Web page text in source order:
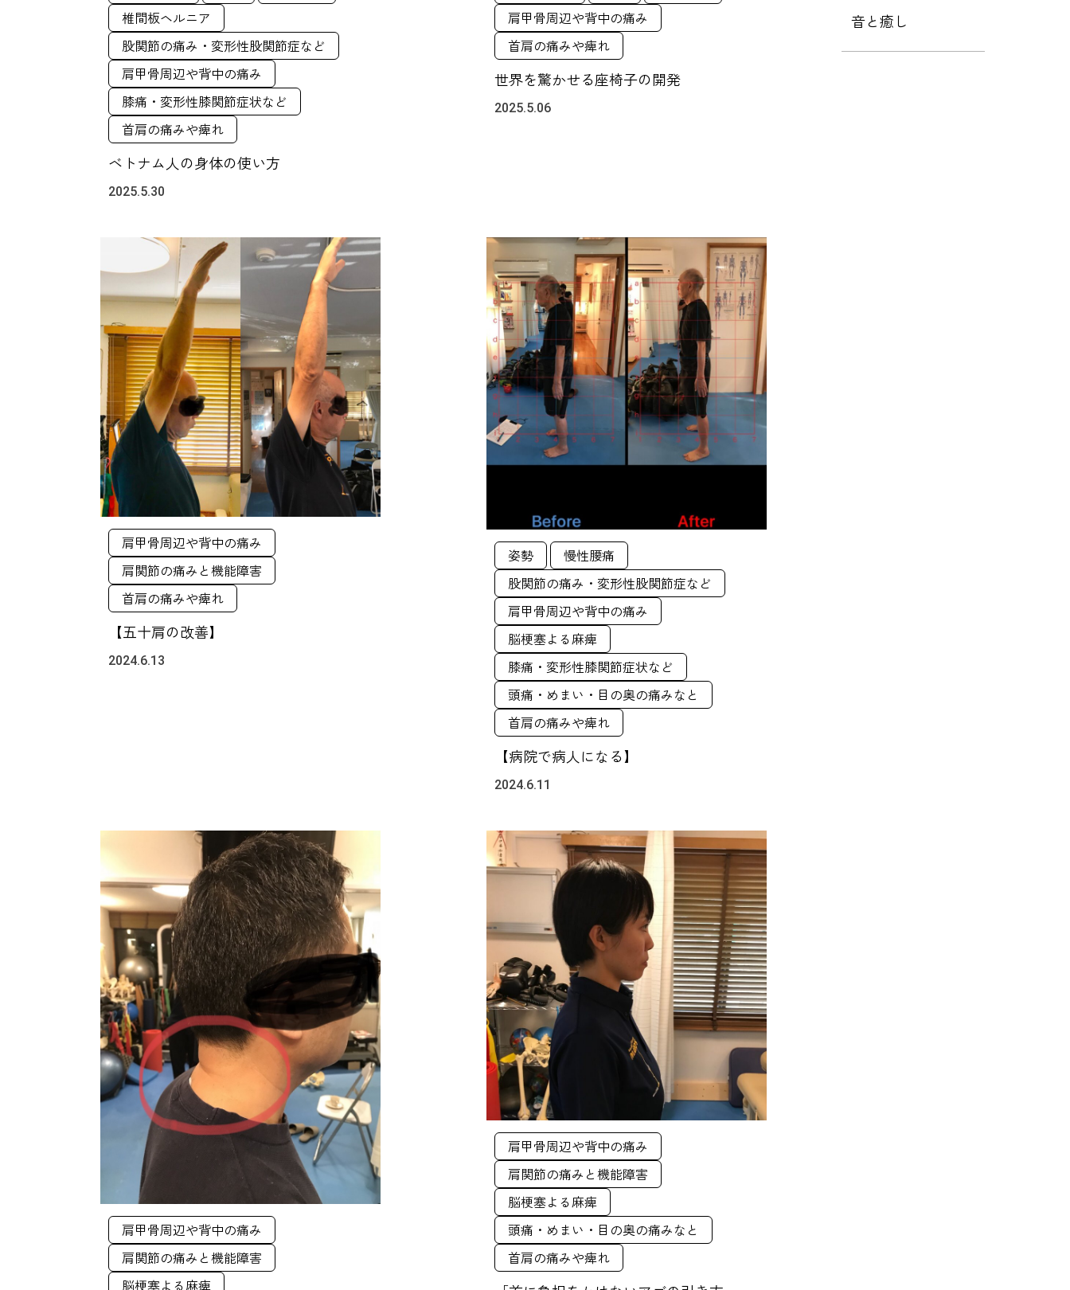
椎間板ヘルニア
股関節の痛み・変形性股関節症など
肩甲骨周辺や背中の痛み
膝痛・変形性膝関節症状など
首肩の痛みや痺れ
ベトナム人の身体の使い方
2025.5.30
肩甲骨周辺や背中の痛み
首肩の痛みや痺れ
世界を驚かせる座椅子の開発
2025.5.06
肩甲骨周辺や背中の痛み
肩関節の痛みと機能障害
首肩の痛みや痺れ
【五十肩の改善】
2024.6.13
姿勢
慢性腰痛
股関節の痛み・変形性股関節症など
肩甲骨周辺や背中の痛み
脳梗塞よる麻痺
膝痛・変形性膝関節症状など
頭痛・めまい・目の奥の痛みなと
首肩の痛みや痺れ
【病院で病人になる】
2024.6.11
肩甲骨周辺や背中の痛み
肩関節の痛みと機能障害
脳梗塞よる麻痺
肩甲骨周辺や背中の痛み
肩関節の痛みと機能障害
脳梗塞よる麻痺
頭痛・めまい・目の奥の痛みなと
首肩の痛みや痺れ
音と癒し